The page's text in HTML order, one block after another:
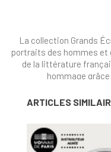
La collection Grands
portraits des hommes et
de la littérature
hommage
ARTICLES